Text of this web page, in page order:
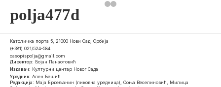
polja477d
Католичка порта 5, 21000 Нови Сад, Србија
(+381) 021/524-584
casopispolja@gmail.com
Директор: Бојан Панаотовић
Издавач: Културни центар Новог Сада
Уредник: Ален Бешић
Редакција: Маја Ердељанин (ликовна уредница), Соња Веселиновић, Милица